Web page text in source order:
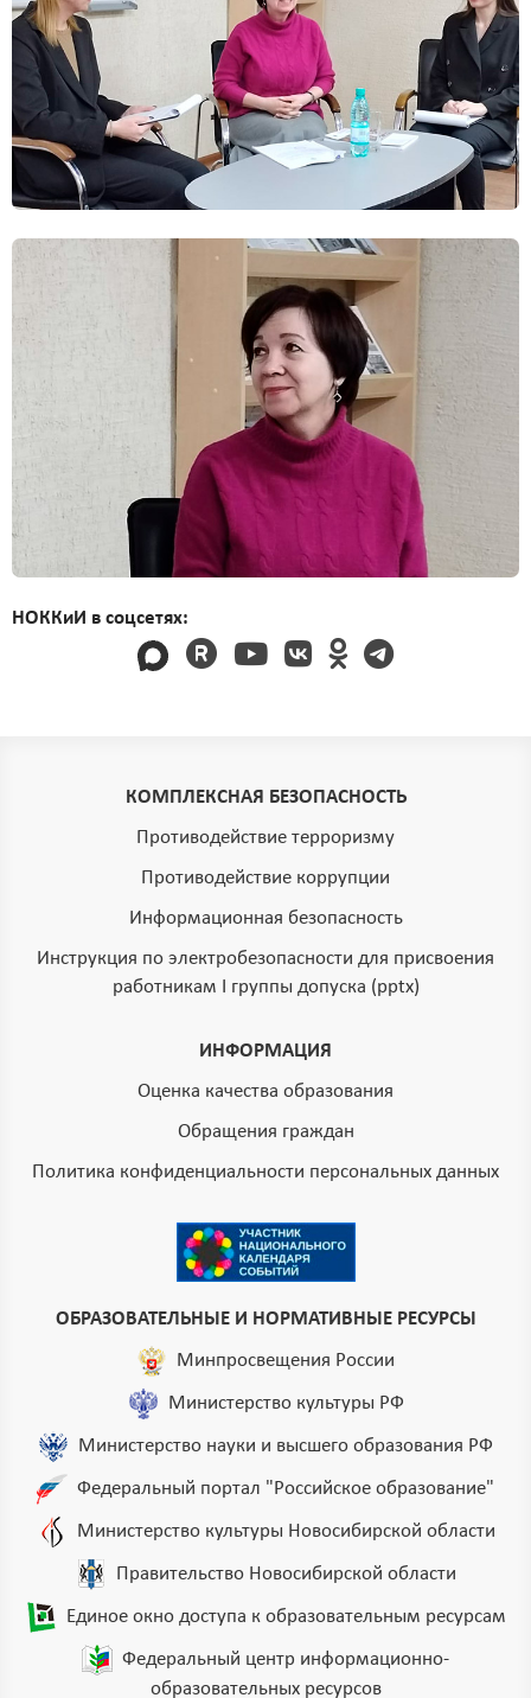
НОККиИ в соцсетях:
КОМПЛЕКСНАЯ БЕЗОПАСНОСТЬ
Противодействие терроризму
Противодействие коррупции
Информационная безопасность
Инструкция по электробезопасности для присвоения
работникам I группы допуска (pptx)
ИНФОРМАЦИЯ
Оценка качества образования
Обращения граждан
Политика конфиденциальности персональных данных
ОБРАЗОВАТЕЛЬНЫЕ И НОРМАТИВНЫЕ РЕСУРСЫ
Минпросвещения России
Министерство культуры РФ
Министерство науки и высшего образования РФ
Федеральный портал "Российское образование"
Министерство культуры Новосибирской области
Правительство Новосибирской области
Единое окно доступа к образовательным ресурсам
Федеральный центр информационно-
образовательных ресурсов